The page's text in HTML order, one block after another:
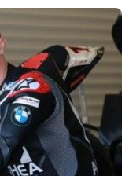
l’on doit encore
de notre verte
de se rappeler au